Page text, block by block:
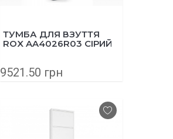
ТУМБА ДЛЯ ВЗУТТЯ
ROX AA4026R03 СІРИЙ
9521.50 грн